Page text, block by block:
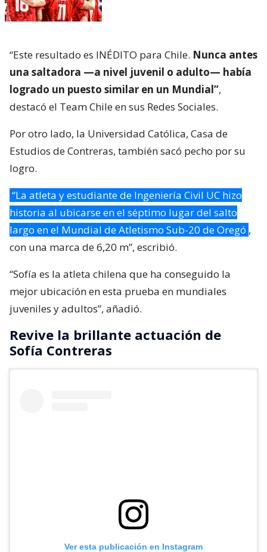
“Este resultado es INÉDITO para Chile. Nunca antes
una saltadora —a nivel juvenil o adulto— había
logrado un puesto similar en un Mundial”,
destacó el Team Chile en sus Redes Sociales.
Por otro lado, la Universidad Católica, Casa de
Estudios de Contreras, también sacó pecho por su
logro.
“La atleta y estudiante de Ingeniería Civil UC hizo
historia al ubicarse en el séptimo lugar del salto
largo en el Mundial de Atletismo Sub-20 de Oregó ,
con una marca de 6,20 m”, escribió.
“Sofía es la atleta chilena que ha conseguido la
mejor ubicación en esta prueba en mundiales
juveniles y adultos”, añadió.
Revive la brillante actuación de
Sofía Contreras
Ver esta publicación en Instagram